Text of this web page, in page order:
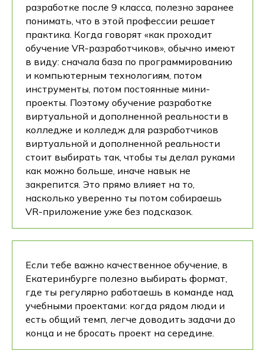
разработке после 9 класса, полезно заранее
понимать, что в этой профессии решает
практика. Когда говорят «как проходит
обучение VR-разработчиков», обычно имеют
в виду: сначала база по программированию
и компьютерным технологиям, потом
инструменты, потом постоянные мини-
проекты. Поэтому обучение разработке
виртуальной и дополненной реальности в
колледже и колледж для разработчиков
виртуальной и дополненной реальности
стоит выбирать так, чтобы ты делал руками
как можно больше, иначе навык не
закрепится. Это прямо влияет на то,
насколько уверенно ты потом собираешь
VR-приложение уже без подсказок.
Если тебе важно качественное обучение, в
Екатеринбурге полезно выбирать формат,
где ты регулярно работаешь в команде над
учебными проектами: когда рядом люди и
есть общий темп, легче доводить задачи до
конца и не бросать проект на середине.